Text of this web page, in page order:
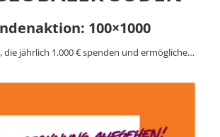
100×1000
die jährlich 1.000 € spenden und ermögliche…